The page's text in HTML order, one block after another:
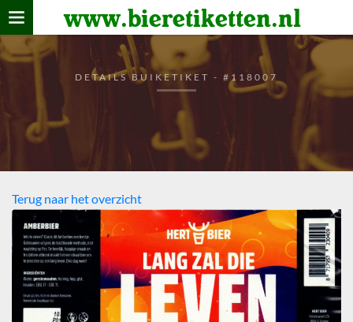
www.bieretiketten.nl
Home
verzamelen
De bierkaart
Bezoekers
DETAILS BUIKETIKET - #118007
Terug naar het overzicht